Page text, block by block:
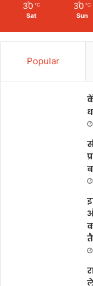
30 ℃
Sat
30 ℃
Sun
Popular